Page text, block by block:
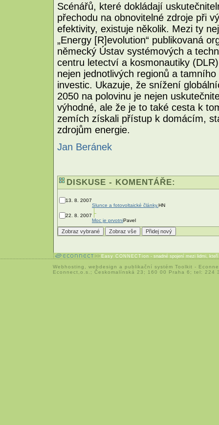
Scénářů, které dokládají
přechodu na obnovitelné zdroje při
efektivity, existuje několik. Mezi ty
„Energy [R]evolution“ publikovaná
německý Ústav systémových a
centru letectví a kosmonautiky
nejen jednotlivých regionů a
investic. Ukazuje, že snížení
2050 na polovinu je nejen
výhodné, ale že je to také cesta k
zemích získali přístup k domácím,
zdrojům energie.
Jan Beránek
DISKUSE - KOMENTÁŘE:
13. 8. 2007
Slunce a fotovoltaické články.HN
22. 8. 2007
Moc je prvotniPavel
Easy CONNECTion - snadné spojení mezi lidmi,
Webhosting webdesign a publikační systém Toolkit -
Econnect,o.s.; Českomalínská 23; 160 00 Praha 6; tel: 224